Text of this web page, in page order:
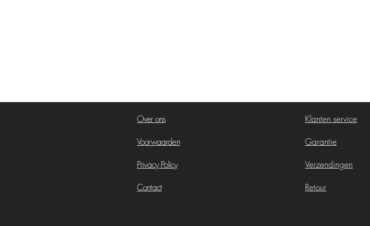
Over ons
Voorwaarden
Privacy Policy
Contact
Klanten service
Garantie
Verzendingen
Retour